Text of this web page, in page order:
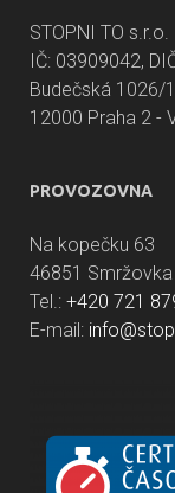
STOPNI TO s.r.o.
IČ: 03909042,
Budečská 1026/
12000 Praha 2 -
PROVOZOVNA
Na kopečku 63
46851 Smržovka
Tel.: +420 721
E-mail: